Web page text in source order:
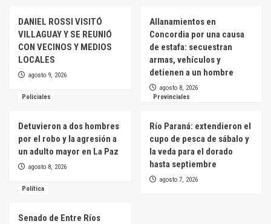
DANIEL ROSSI VISITÓ
VILLAGUAY Y SE REUNIÓ
CON VECINOS Y MEDIOS
LOCALES
agosto 9, 2026
Allanamientos en
Concordia por una causa
de estafa: secuestran
armas, vehículos y
detienen a un hombre
agosto 8, 2026
Policiales
Detuvieron a dos hombres
por el robo y la agresión a
un adulto mayor en La Paz
agosto 8, 2026
Provinciales
Río Paraná: extendieron el
cupo de pesca de sábalo y
la veda para el dorado
hasta septiembre
agosto 7, 2026
Política
Senado de Entre Ríos